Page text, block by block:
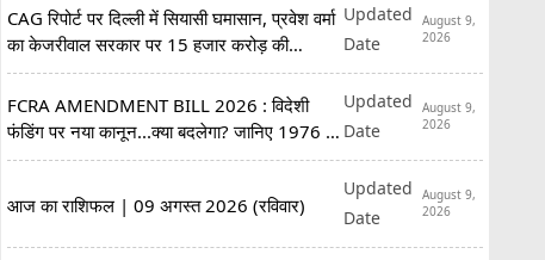
CAG रिपोर्ट पर दिल्ली में सियासी घमासान, प्रवेश वर्मा
का केजरीवाल सरकार पर 15 हजार करोड़ की
अनियमितताओं का आरोप
Updated
Date
August 9,
2026
FCRA AMENDMENT BILL 2026 : विदेशी
फंडिंग पर नया कानून...क्या बदलेगा? जानिए 1976 से
2026 तक पूरी कहानी
Updated
Date
August 9,
2026
आज का राशिफल | 09 अगस्त 2026 (रविवार)
Updated
Date
August 9,
2026